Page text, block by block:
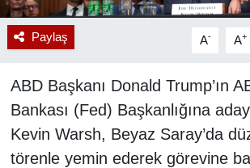
Paylaş A- A+
ABD Başkanı Donald Trump’ın
Bankası (Fed) Başkanlığına
Kevin Warsh, Beyaz Saray’da
törenle yemin ederek görevine